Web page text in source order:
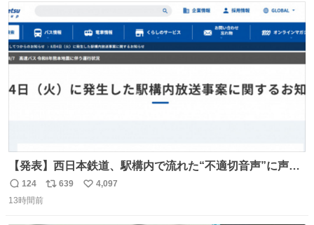
数
【発表】西日本鉄道、駅構内で流れた“不適切音声”に声明
「被害届も検討」 news.livedoor.com/article/detail… 4日
に西鉄福岡（天神）駅および薬院駅で発生した駅構内放送
返
信
124
リ
639
い
4,097
13時間前